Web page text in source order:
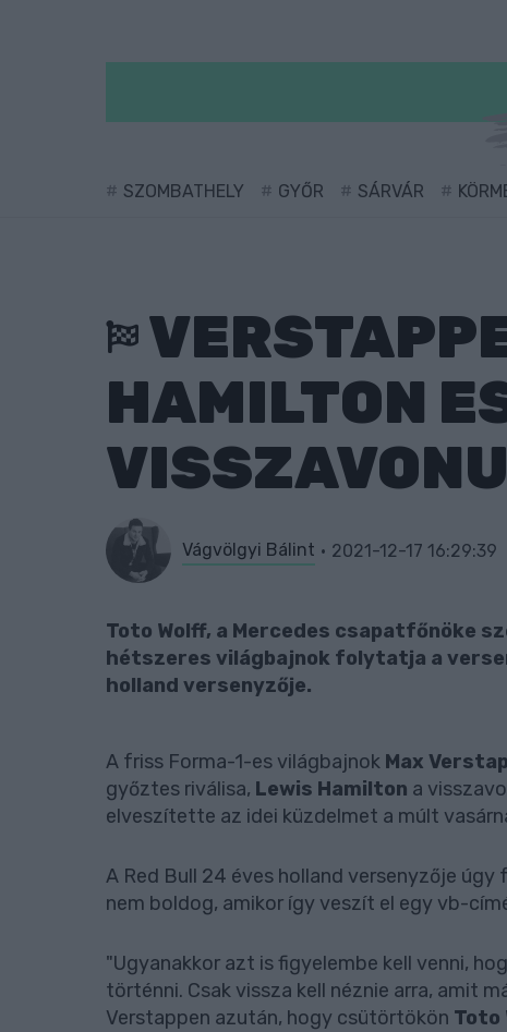
SZOMBATHELY GYŐR SÁRVÁR
HAMILTON
Vágvölgyi Bálint 2021-12-17 16:29:39
Toto Wolff, a Mercedes csapatfőnöke
hétszeres világbajnok folytatja a
holland versenyzője.
A friss Forma-1-es világbajnok Max
győztes riválisa, Lewis Hamilton a
elveszítette az idei küzdelmet a múlt
A Red Bull 24 éves holland versenyzője
nem boldog, amikor így veszít el egy vb-
"Ugyanakkor azt is figyelembe kell venni,
történni. Csak vissza kell néznie arra, amit
Verstappen azután, hogy csütörtökön Toto